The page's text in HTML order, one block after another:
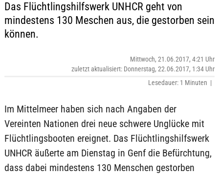
Das Flüchtlingshilfswerk UNHCR geht von
mindestens 130 Meschen aus, die gestorben sein
können.
Mittwoch, 21.06.2017, 4:21 Uhr
zuletzt aktualisiert: Donnerstag, 22.06.2017, 1:34 Uhr
Lesedauer: 1 Minuten |
Im Mittelmeer haben sich nach Angaben der
Vereinten Nationen drei neue schwere Unglücke mit
Flüchtlingsbooten ereignet. Das Flüchtlingshilfswerk
UNHCR äußerte am Dienstag in Genf die Befürchtung,
dass dabei mindestens 130 Menschen gestorben